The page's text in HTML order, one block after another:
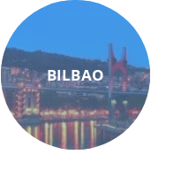
BILBAO